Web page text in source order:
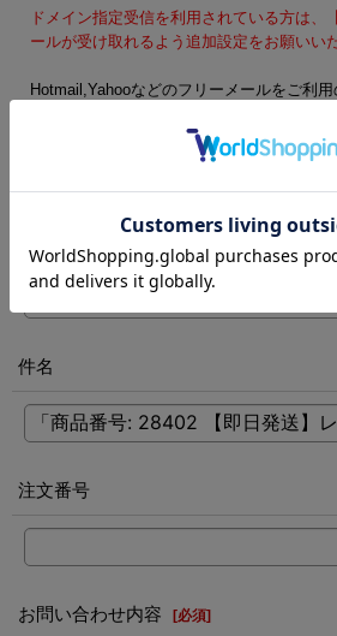
ドメイン指定受信を利用されている方は、
ールが受け取れるよう追加設定をお願いい
Hotmail,Yahooなどのフリーメールをご利
件名
注文番号
お問い合わせ内容 [必須]